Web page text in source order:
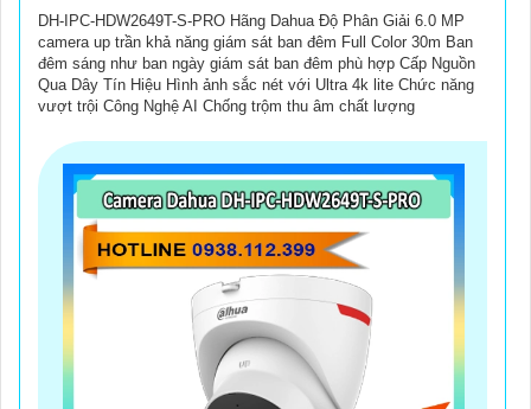
DH-IPC-HDW2649T-S-PRO Hãng Dahua Độ Phân Giải 6.0 MP
camera up trần khả năng giám sát ban đêm Full Color 30m Ban
đêm sáng như ban ngày giám sát ban đêm phù hợp Cấp Nguồn
Qua Dây Tín Hiệu Hình ảnh sắc nét với Ultra 4k lite Chức năng
vượt trội Công Nghệ AI Chống trộm thu âm chất lượng